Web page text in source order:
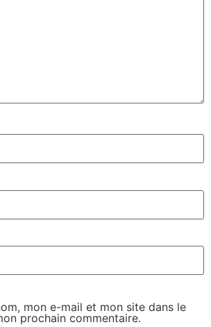
mon e-mail et mon site dans le
prochain commentaire.